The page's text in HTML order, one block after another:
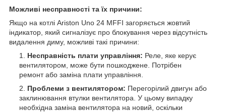
Можливі несправності та їх причини:
Якщо на котлі Ariston Uno 24 MFFI загоряється жовтий
індикатор, який сигналізує про блокування через відсутність
видалення диму, можливі такі причини:
Несправність плати управління: Реле, яке керує
вентилятором, може бути пошкоджене. Потрібен
ремонт або заміна плати управління.
Проблеми з вентилятором: Перегорілий двигун або
заклинювання втулки вентилятора. У цьому випадку
необхідна заміна вентилятора на новий, оскільки